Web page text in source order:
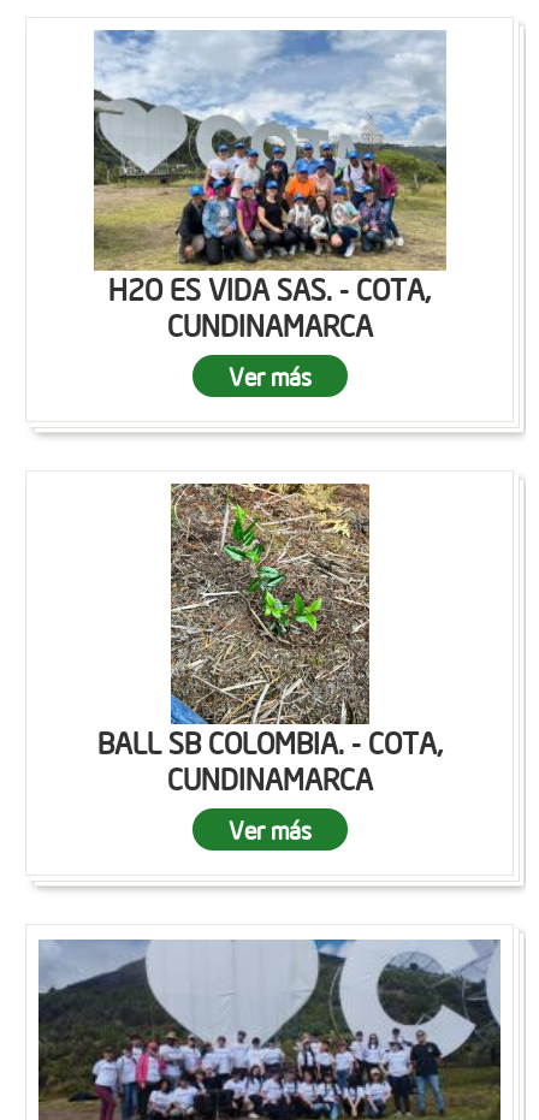
H2O ES VIDA SAS. - COTA,
CUNDINAMARCA
Ver más
BALL SB COLOMBIA. - COTA,
CUNDINAMARCA
Ver más